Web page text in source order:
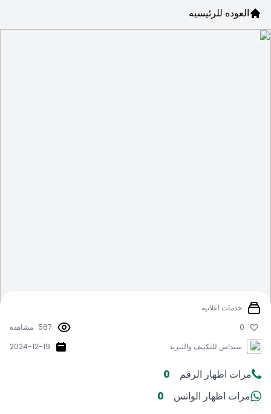
العوده للرئيسيه
خدمات اعلانيه
0
567 مشاهده
سيداس للتكييف والتبريد
2024-12-19
مرات اظهار الرقم
0
مرات اظهار الواتس
0